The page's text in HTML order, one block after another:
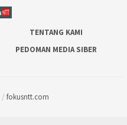
TENTANG KAMI
PEDOMAN MEDIA SIBER
/ fokusntt.com